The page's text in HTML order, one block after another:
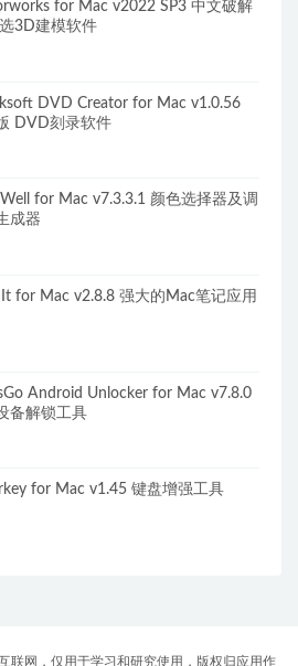
for Mac v2022 SP3 中文破解
3D建模软件
DVD Creator for Mac v1.0.56
DVD刻录软件
for Mac v7.3.3.1 颜色选择器及调
成器
It for Mac v2.8.8 强大的Mac笔记应用
Android Unlocker for Mac v7.8.0
备解锁工具
for Mac v1.45 键盘增强工具
联网，仅用于学习和研究使用，版权归应用作